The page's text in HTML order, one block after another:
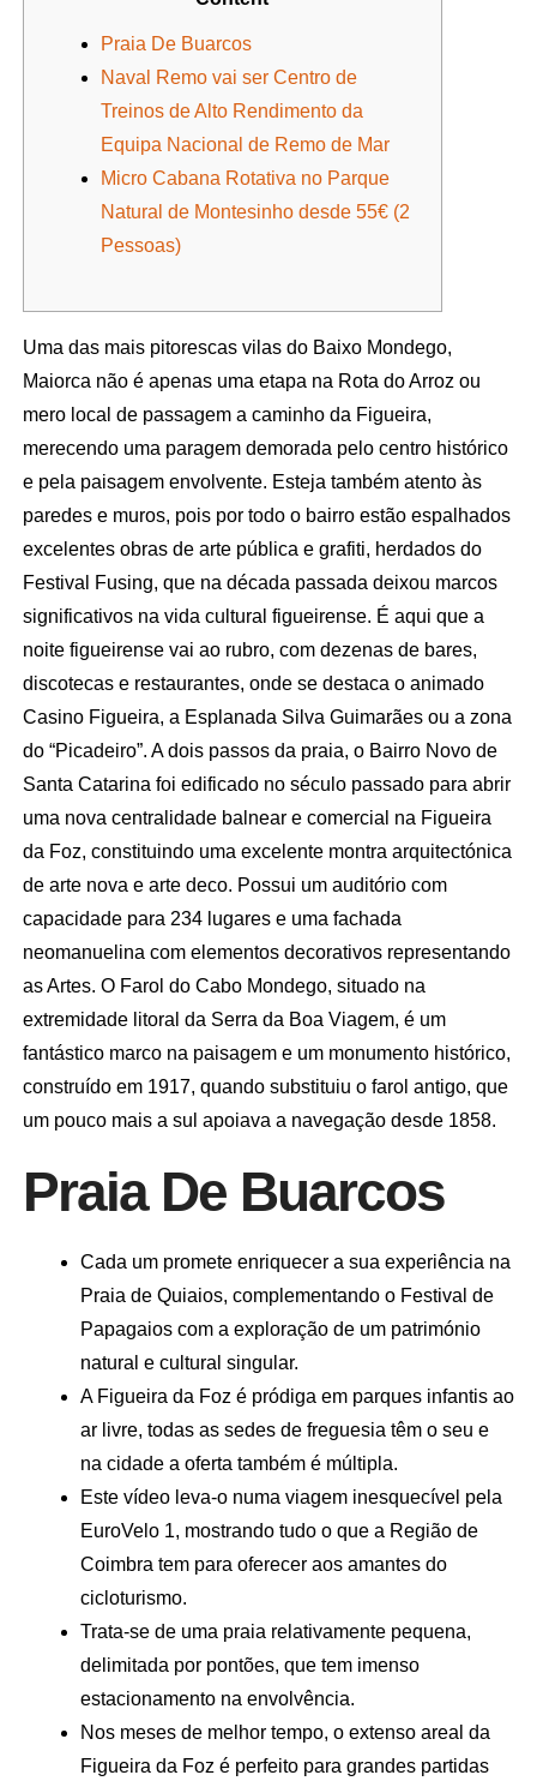
Praia De Buarcos
Naval Remo vai ser Centro de
Treinos de Alto Rendimento da
Equipa Nacional de Remo de Mar
Micro Cabana Rotativa no Parque
Natural de Montesinho desde 55€ (2
Pessoas)
Uma das mais pitorescas vilas do Baixo Mondego,
Maiorca não é apenas uma etapa na Rota do Arroz ou
mero local de passagem a caminho da Figueira,
merecendo uma paragem demorada pelo centro histórico
e pela paisagem envolvente. Esteja também atento às
paredes e muros, pois por todo o bairro estão espalhados
excelentes obras de arte pública e grafiti, herdados do
Festival Fusing, que na década passada deixou marcos
significativos na vida cultural figueirense. É aqui que a
noite figueirense vai ao rubro, com dezenas de bares,
discotecas e restaurantes, onde se destaca o animado
Casino Figueira, a Esplanada Silva Guimarães ou a zona
do “Picadeiro”. A dois passos da praia, o Bairro Novo de
Santa Catarina foi edificado no século passado para abrir
uma nova centralidade balnear e comercial na Figueira
da Foz, constituindo uma excelente montra arquitectónica
de arte nova e arte deco. Possui um auditório com
capacidade para 234 lugares e uma fachada
neomanuelina com elementos decorativos representando
as Artes. O Farol do Cabo Mondego, situado na
extremidade litoral da Serra da Boa Viagem, é um
fantástico marco na paisagem e um monumento histórico,
construído em 1917, quando substituiu o farol antigo, que
um pouco mais a sul apoiava a navegação desde 1858.
Praia De Buarcos
Cada um promete enriquecer a sua experiência na
Praia de Quiaios, complementando o Festival de
Papagaios com a exploração de um património
natural e cultural singular.
A Figueira da Foz é pródiga em parques infantis ao
ar livre, todas as sedes de freguesia têm o seu e
na cidade a oferta também é múltipla.
Este vídeo leva-o numa viagem inesquecível pela
EuroVelo 1, mostrando tudo o que a Região de
Coimbra tem para oferecer aos amantes do
cicloturismo.
Trata-se de uma praia relativamente pequena,
delimitada por pontões, que tem imenso
estacionamento na envolvência.
Nos meses de melhor tempo, o extenso areal da
Figueira da Foz é perfeito para grandes partidas